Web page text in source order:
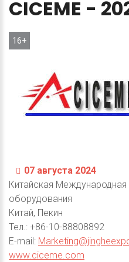
CICEME -
16+
07 августа 2024
Китайская
оборудования
Китай, Пекин
Тел.: +86-10-88808892
E-mail:
www.ciceme.com